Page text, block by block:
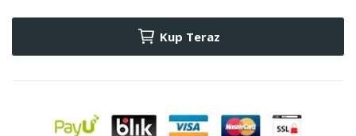
Kup Teraz